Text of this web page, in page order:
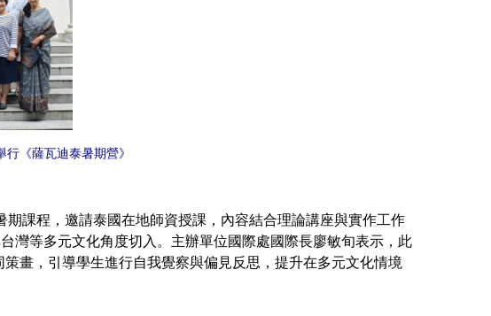
《薩瓦迪泰暑期營》
課程，邀請泰國在地師資授課，內容結合理論講座與實作工作
灣等多元文化角度切入。主辦單位國際處國際長廖敏旬表示，此
畫，引導學生進行自我覺察與偏見反思，提升在多元文化情境